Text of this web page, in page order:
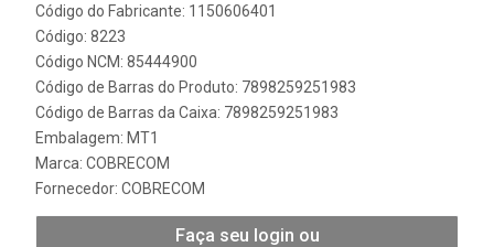
Código do Fabricante: 1150606401
Código: 8223
Código NCM: 85444900
Código de Barras do Produto: 7898259251983
Código de Barras da Caixa: 7898259251983
Embalagem: MT1
Marca: COBRECOM
Fornecedor: COBRECOM
Faça seu login ou